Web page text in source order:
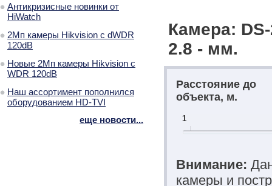
Камера:
2.8 - мм.
Расстояние до
объекта, м.
1
Внимание:
камеры и
Антикризисные новинки от
HiWatch
2Мп камеры Hikvision с dWDR
120dB
Новые 2Мп камеры Hikvision с
WDR 120dB
Наш ассортимент пополнился
оборудованием HD-TVI
еще новости...